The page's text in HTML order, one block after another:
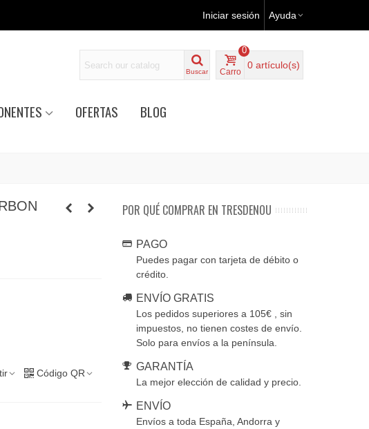
Iniciar sesión Ayuda
Buscar Carro
0
0 artículo(s)
OFERTAS
BLOG
Código QR
POR QUÉ COMPRAR EN TRESDENOU
PAGO
Puedes pagar con tarjeta de débito o
crédito.
ENVÍO GRATIS
Los pedidos superiores a 105€ , sin
impuestos, no tienen costes de envío.
Solo para envíos a la península.
GARANTÍA
La mejor elección de calidad y precio.
ENVÍO
Envíos a toda España, Andorra y